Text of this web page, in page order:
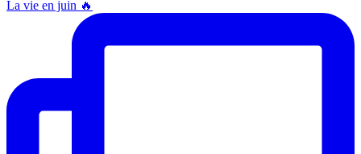
La vie en juin 🔥